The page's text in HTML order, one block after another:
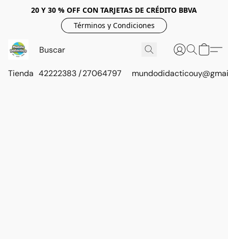
20 Y 30 % OFF CON TARJETAS DE CRÉDITO BBVA
Términos y Condiciones
Tienda 42222383 / 27064797